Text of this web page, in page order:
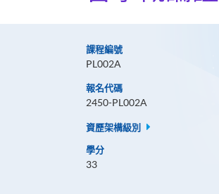
課程編號
PL002A
報名代碼
2450-PL002A
資歷架構級別
學分
33